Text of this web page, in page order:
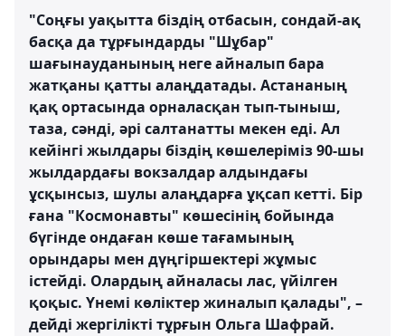
"Соңғы уақытта біздің отбасын, сондай-ақ
басқа да тұрғындарды "Шұбар"
шағынауданының неге айналып бара
жатқаны қатты алаңдатады. Астананың
қақ ортасында орналасқан тып-тыныш,
таза, сәнді, әрі салтанатты мекен еді. Ал
кейінгі жылдары біздің көшелеріміз 90-шы
жылдардағы вокзалдар алдындағы
ұсқынсыз, шулы алаңдарға ұқсап кетті. Бір
ғана "Космонавты" көшесінің бойында
бүгінде ондаған көше тағамының
орындары мен дүңгіршектері жұмыс
істейді. Олардың айналасы лас, үйілген
қоқыс. Үнемі көліктер жиналып қалады", –
дейді жергілікті тұрғын Ольга Шафрай.